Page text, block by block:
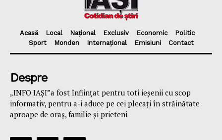
Acasă Local Național Exclusiv Economic
Politic
Sport
Monden Internațional Emisiuni Contact
Despre
„INFO IAȘI”a fost înfiinţat pentru toti ieşenii cu scop
informativ, pentru a-i aduce pe cei plecaţi în străinătate
aproape de oraş, familie și prieteni